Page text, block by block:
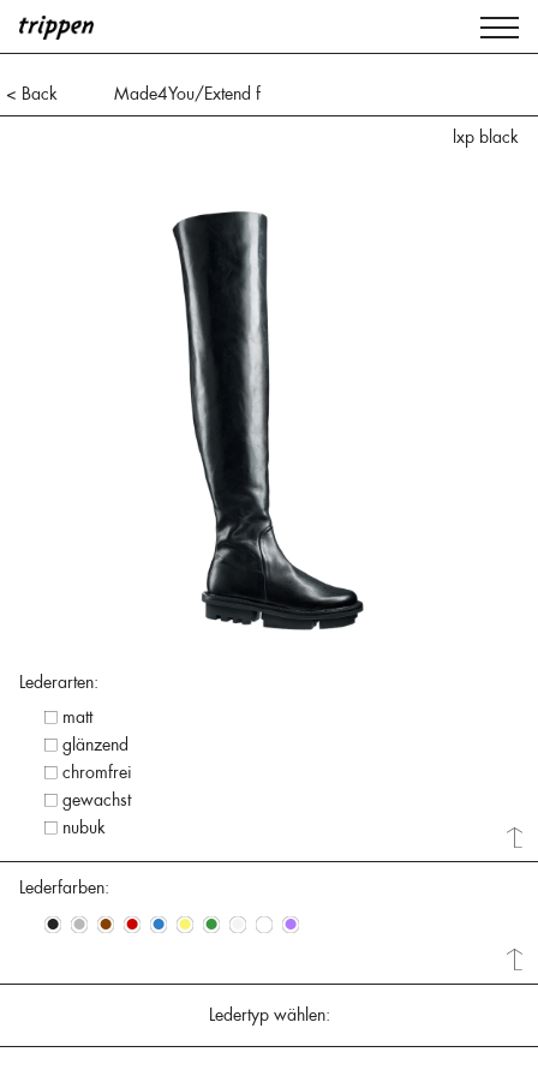
< Back
Made4You/Extend f
lxp black
Lederarten:
matt
glänzend
chromfrei
gewachst
nubuk
Lederfarben:
• • • • • • • • • •
Ledertyp wählen: